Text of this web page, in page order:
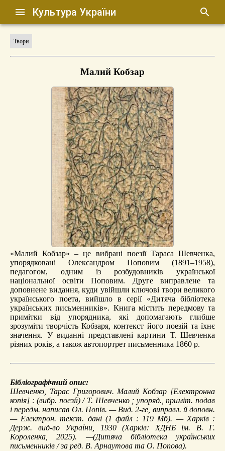
Культура України
Твори
Малий Кобзар
«Малий Кобзар» – це вибрані поезії Тараса Шевченка,
упорядковані Олександром Поповим (1891–1958),
педагогом, одним із розбудовників української
національної освіти Поповим. Друге виправлене та
доповнене видання, куди увійшли ключові твори великого
українського поета, вийшло в серії «Дитяча бібліотека
українських письменників». Книга містить передмову та
примітки від упорядника, які допомагають глибше
зрозуміти творчість Кобзаря, контекст його поезій та їхнє
значення. У виданні представлені картини Т. Шевченка
різних років, а також автопортрет письменника 1860 р.
Бібліографічний опис:
Шевченко, Тарас Григорович. Малий Кобзар [Електронна
копія] : (вибр. поезії) / Т. Шевченко ; упоряд., приміт. подав
і передм. написав Ол. Попів. — Вид. 2-ге, виправл. й доповн.
— Електрон. текст. дані (1 файл : 119 Мб). — Харків :
Держ. вид-во України, 1930 (Харків: ХДНБ ім. В. Г.
Короленка, 2025). —(Дитяча бібліотека українських
письменників / за ред. В. Арнаутова та О. Попова).